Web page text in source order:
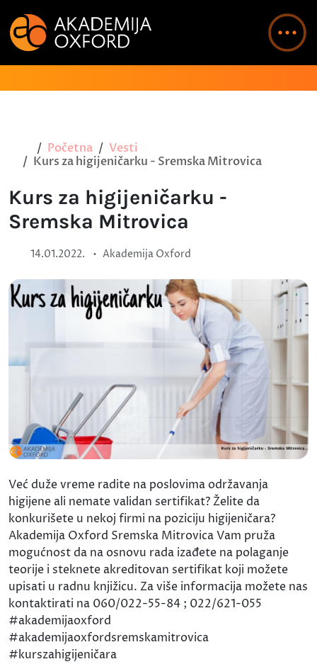
Početna
Vesti
Kurs za higijeničarku - Sremska Mitrovica
Kurs za higijeničarku -
Sremska Mitrovica
14.01.2022. • Akademija Oxford
Već duže vreme radite na poslovima održavanja
higijene ali nemate validan sertifikat? Želite da
konkurišete u nekoj firmi na poziciju higijeničara?
Akademija Oxford Sremska Mitrovica Vam pruža
mogućnost da na osnovu rada izađete na polaganje
teorije i steknete akreditovan sertifikat koji možete
upisati u radnu knjižicu. Za više informacija možete nas
kontaktirati na 060/022-55-84 ; 022/621-055
#akademijaoxford
#akademijaoxfordsremskamitrovica
#kurszahigijeničara